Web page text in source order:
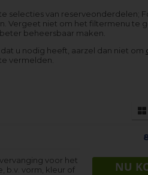
selecties van reserveonderdelen;
Vergeet niet om het filtermenu te
beheersbaar maken.
u nodig heeft, aarzel dan niet om
vermelden.
voor het
b.v. vorm, kleur of